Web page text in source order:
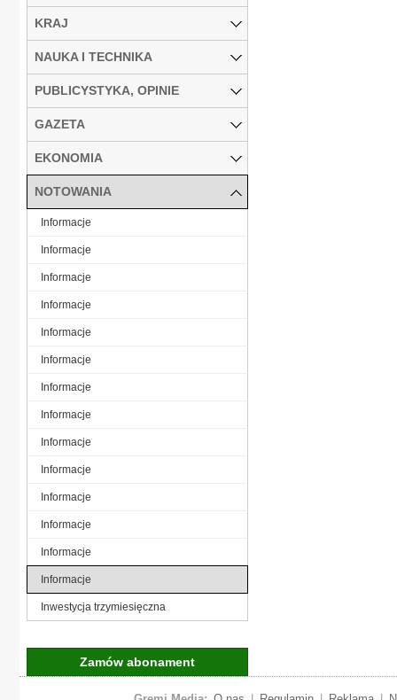
KRAJ
NAUKA I TECHNIKA
PUBLICYSTYKA, OPINIE
GAZETA
EKONOMIA
NOTOWANIA
Informacje
Informacje
Informacje
Informacje
Informacje
Informacje
Informacje
Informacje
Informacje
Informacje
Informacje
Informacje
Informacje
Informacje
Inwestycja trzymiesięczna
Zamów abonament